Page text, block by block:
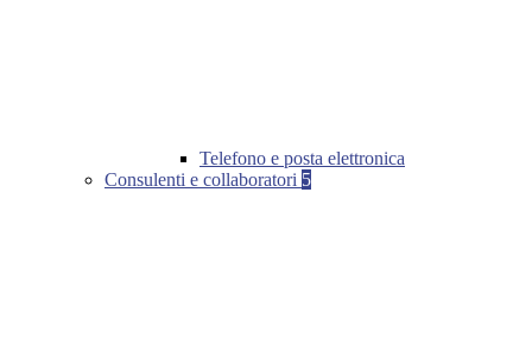
Telefono e posta elettronica
Consulenti e collaboratori 5